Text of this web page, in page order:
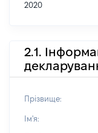
2020
2.1.
Прізвище:
Ім'я: